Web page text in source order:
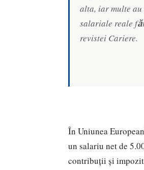
alta, iar multe
salariale reale
revistei Cariere.
În Uniunea
un salariu net de
contribuții și